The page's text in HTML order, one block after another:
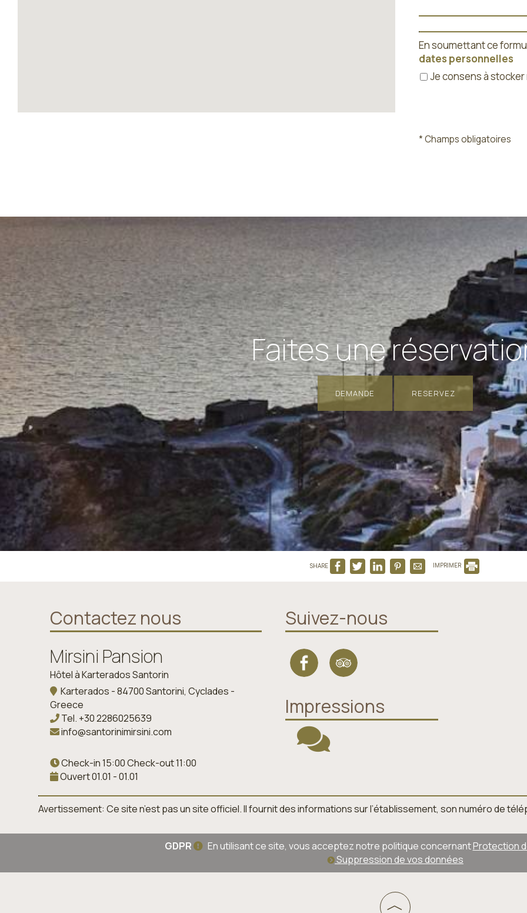
En soumettant ce
dates personnelles
Je consens à
* Champs obligatoires
Faites une
DEMANDE RESERVEZ
SHARE IMPRIMER
Contactez nous
Mirsini Pansion
Hôtel à Karterados Santorin
Karterados - 84700 Santorini, Cyclades -
Greece
Tel. +30 2286025639
info@santorinimirsini.com
Check-in 15:00 Check-out 11:00
Ouvert 01.01 - 01.01
Suivez-nous
Impressions
Avertissement: Ce site n’est pas un site officiel. Il fournit des informations sur l’établissement, son numéro de
GDPR En utilisant ce site, vous acceptez notre politique concernantProtection
Suppression de vos données
︿